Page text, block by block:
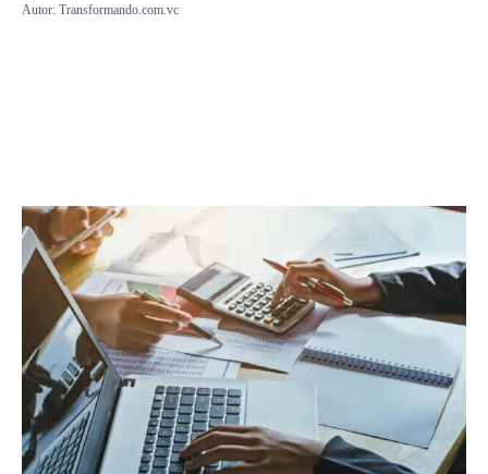
Autor: Transformando.com.vc